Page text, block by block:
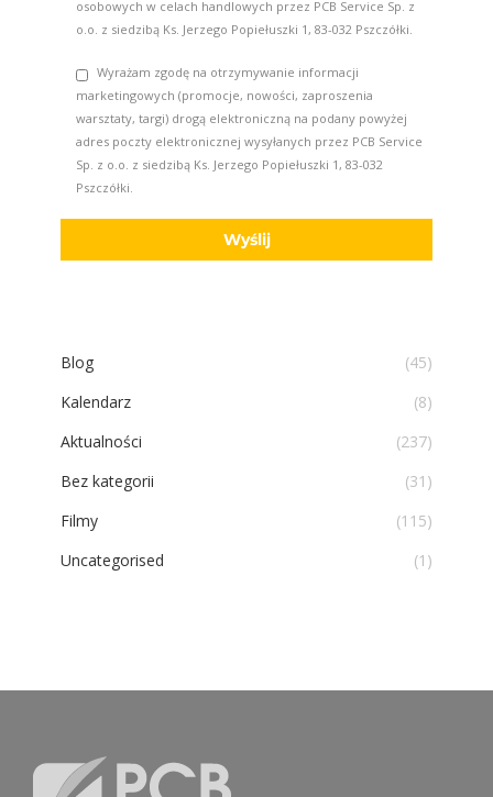
osobowych w celach handlowych przez PCB Service Sp. z
o.o. z siedzibą Ks. Jerzego Popiełuszki 1, 83-032 Pszczółki.
Wyrażam zgodę na otrzymywanie informacji
marketingowych (promocje, nowości, zaproszenia
warsztaty, targi) drogą elektroniczną na podany powyżej
adres poczty elektronicznej wysyłanych przez PCB Service
Sp. z o.o. z siedzibą Ks. Jerzego Popiełuszki 1, 83-032
Pszczółki.
Blog
(45)
Kalendarz
(8)
Aktualności
(237)
Bez kategorii
(31)
Filmy
(115)
Uncategorised
(1)